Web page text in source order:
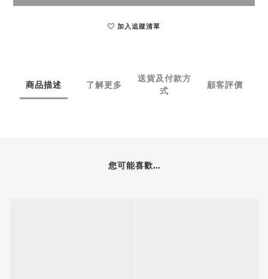
加入追蹤清單
商品描述 了解更多
送貨及付款方
式
顧客評價
您可能喜歡...